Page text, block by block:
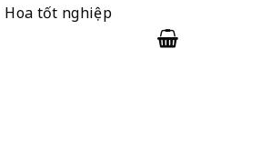
Hoa tốt nghiệp